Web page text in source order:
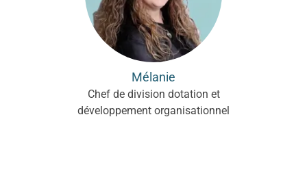
Mélanie
Chef de division dotation et
développement organisationnel